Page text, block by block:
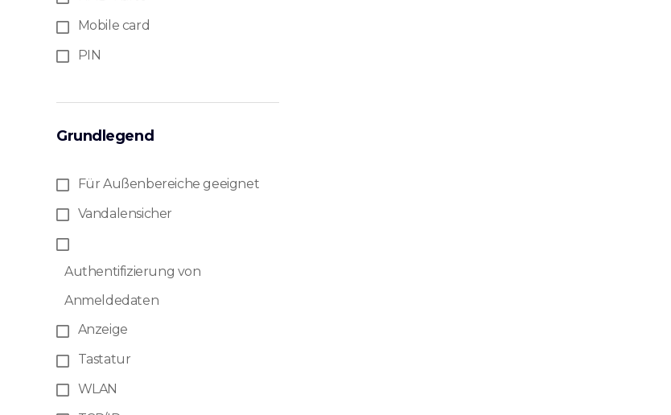
Mobile card
PIN
Grundlegend
Für Außenbereiche geeignet
Vandalensicher
Authentifizierung von
Anmeldedaten
Anzeige
Tastatur
WLAN